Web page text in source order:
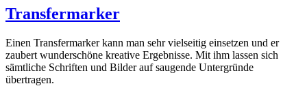
Transfermarker
Einen Transfermarker kann man sehr vielseitig einsetzen und er
zaubert wunderschöne kreative Ergebnisse. Mit ihm lassen sich
sämtliche Schriften und Bilder auf saugende Untergründe
übertragen.